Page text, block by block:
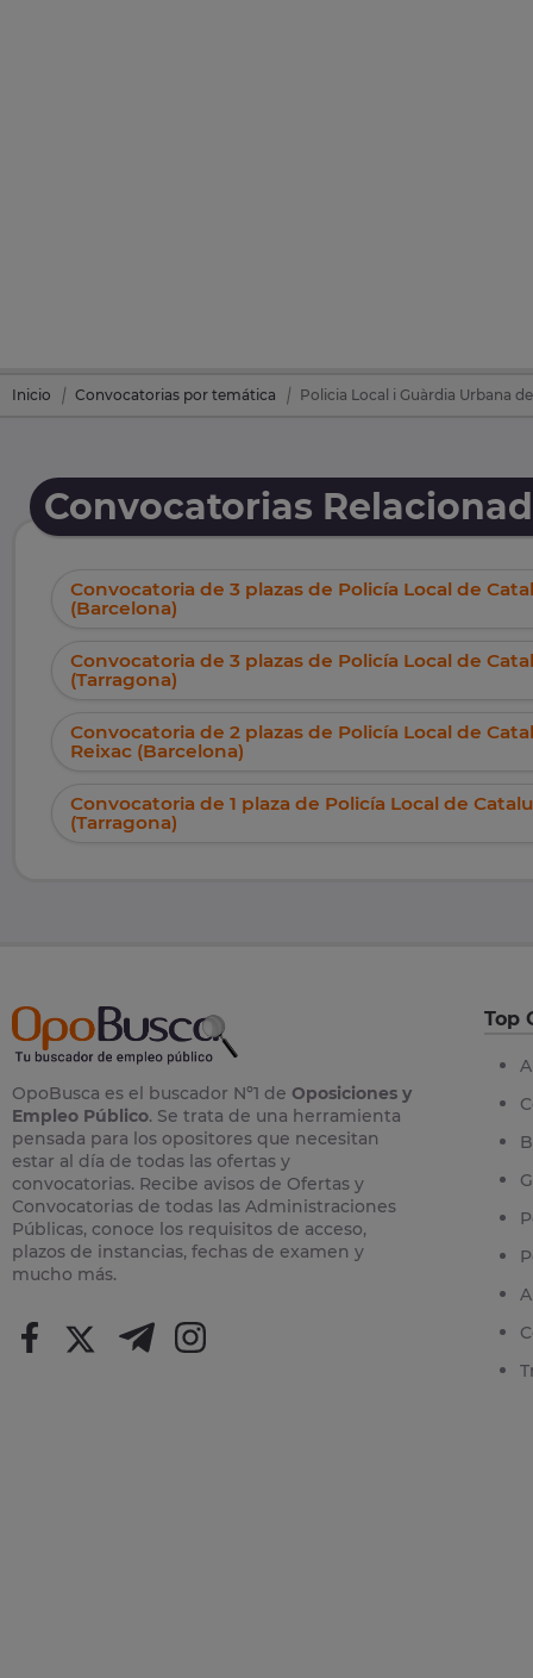
Inicio Convocatorias por temática Policia Local i Guàrdia Urbana
Convocatorias
Convocatoria de 3 plazas de Policía Local de
(Barcelona)
Convocatoria de 3 plazas de Policía Local de
(Tarragona)
Convocatoria de 2 plazas de Policía Local de
Reixac (Barcelona)
Convocatoria de 1 plaza de Policía Local de
(Tarragona)
OpoBusca es el buscador Nº1 de Oposiciones y
Empleo Público. Se trata de una herramienta
pensada para los opositores que necesitan
estar al día de todas las ofertas y
convocatorias. Recibe avisos de Ofertas y
Convocatorias de todas las Administraciones
Públicas, conoce los requisitos de acceso,
plazos de instancias, fechas de examen y
mucho más.
Top